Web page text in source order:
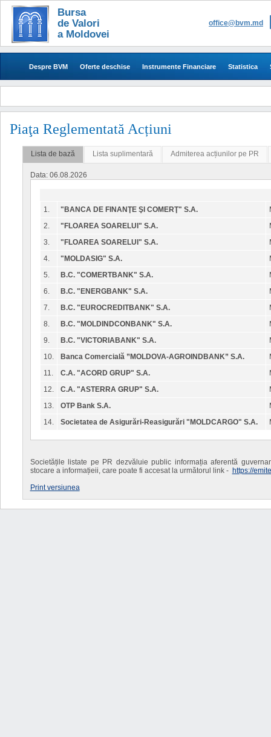
Bursa
de Valori
a Moldovei
office@bvm.md
Despre BVM Oferte deschise Instrumente Financiare Statistica
Piaţa Reglementată Acțiuni
Lista de bază Lista suplimentară Admiterea acțiunilor pe PR
Data: 06.08.2026
1. "BANCA DE FINANŢE ŞI COMERŢ" S.A.
2.
"FLOAREA SOARELUI" S.A.
3.
"FLOAREA SOARELUI" S.A.
4.
"MOLDASIG" S.A.
5.
B.C. "COMERTBANK" S.A.
6.
B.C. "ENERGBANK" S.A.
7.
B.C. "EUROCREDITBANK" S.A.
8.
B.C. "MOLDINDCONBANK" S.A.
9.
B.C. "VICTORIABANK" S.A.
10.
Banca Comercială ”MOLDOVA-AGROINDBANK” S.A.
11.
C.A. "ACORD GRUP" S.A.
12.
C.A. "ASTERRA GRUP" S.A.
13.
OTP Bank S.A.
14.
Societatea de Asigurări-Reasigurări "MOLDCARGO" S.A.
Societățile listate pe PR dezvăluie public informația aferentă
stocare a informațieii, care poate fi accesat la următorul link - https://
Print versiunea